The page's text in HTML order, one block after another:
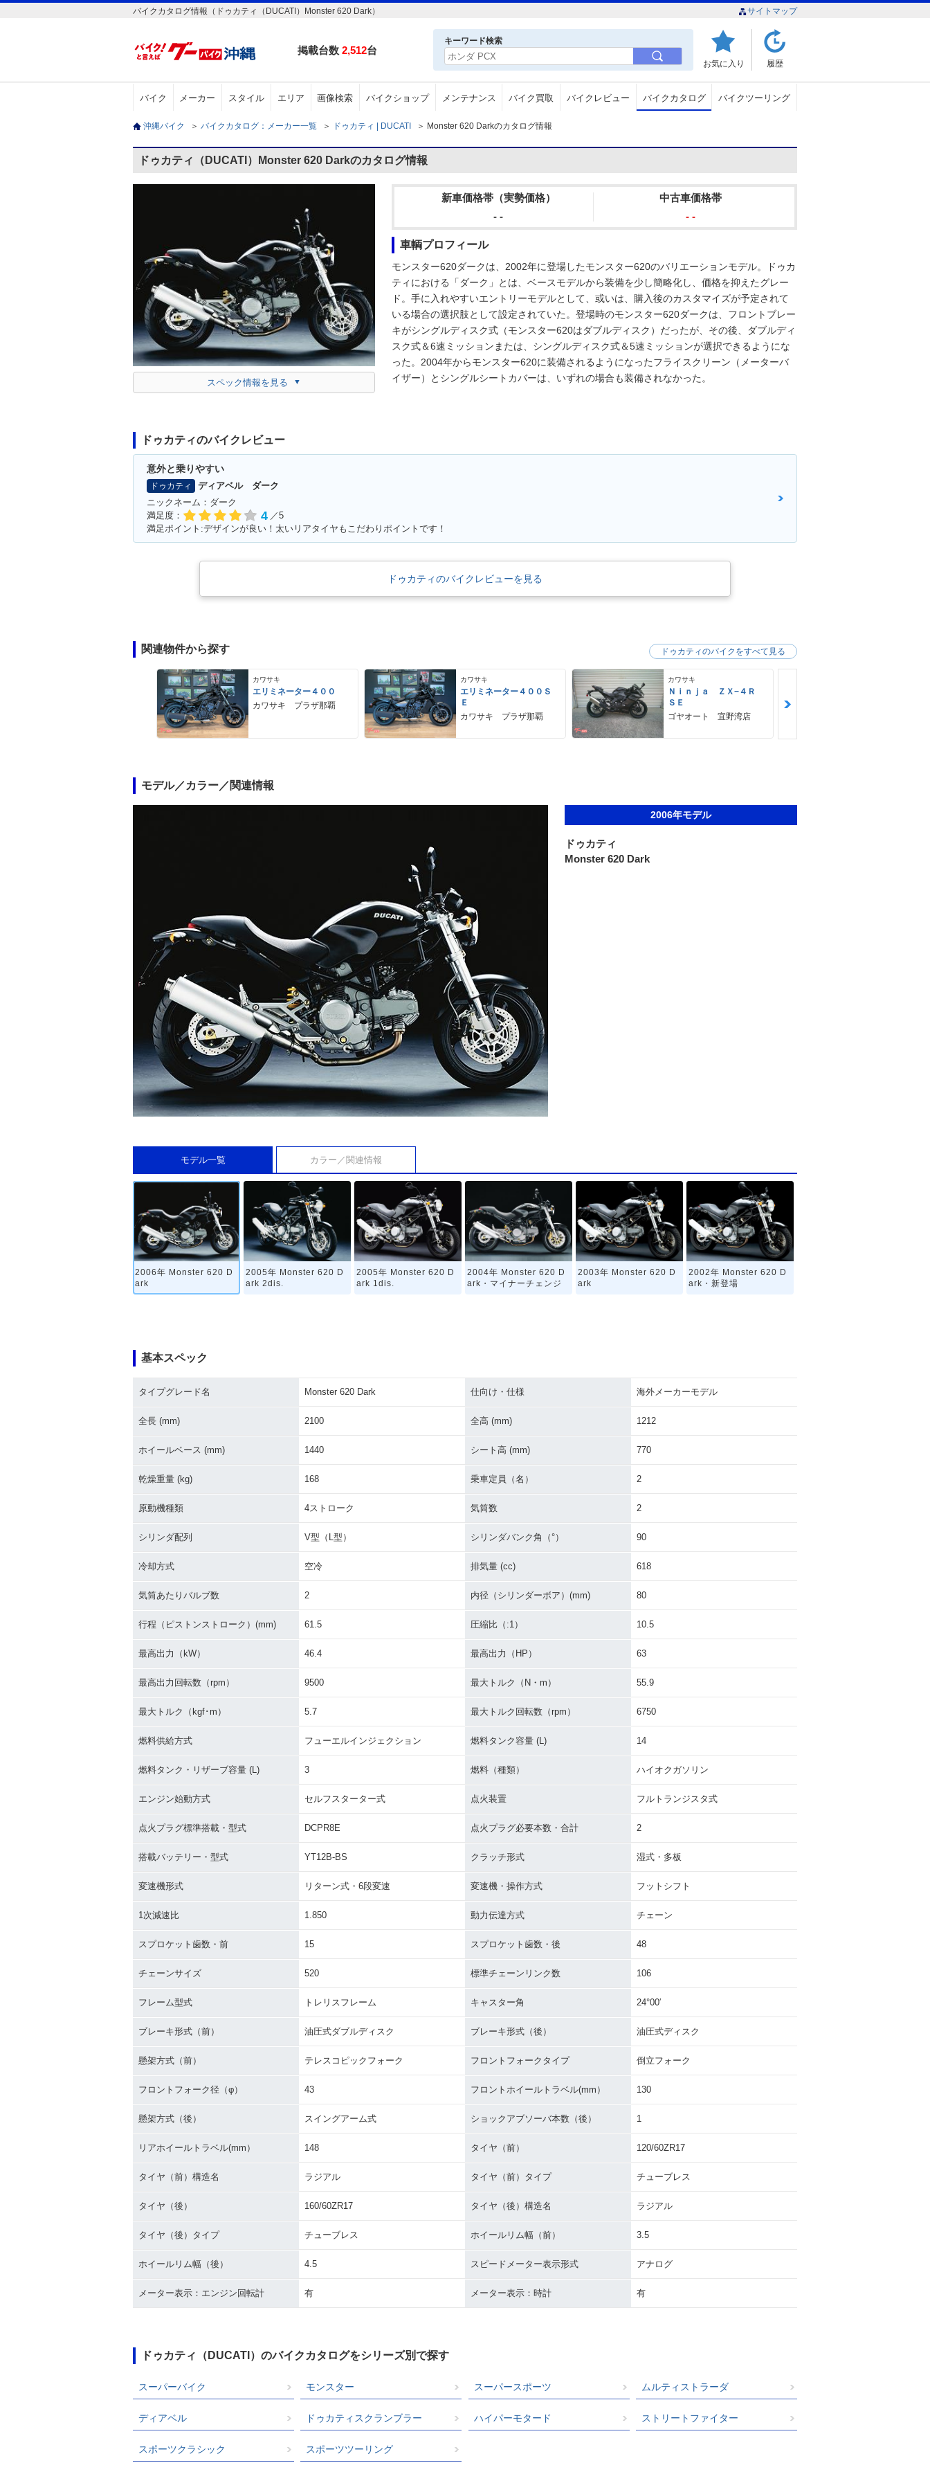
バイクカタログ情報（ドゥカティ（DUCATI）Monster 620 Dark） サイトマップ
掲載台数 2,512台
キーワード検索
お気に入り 履歴
バイク メーカー スタイル エリア 画像検索 バイクショップ メンテナンス バイク買取 バイクレビュー バイクカタログ バイクツーリング
沖縄バイク ＞ バイクカタログ：メーカー一覧 ＞ ドゥカティ | DUCATI ＞ Monster 620 Darkのカタログ情報
ドゥカティ（DUCATI）Monster 620 Darkのカタログ情報
スペック情報を見る
新車価格帯（実勢価格）
- -
中古車価格帯
- -
車輌プロフィール
モンスター620ダークは、2002年に登場したモンスター620のバリエーションモデル。ドゥカ
ティにおける「ダーク」とは、ベースモデルから装備を少し簡略化し、価格を抑えたグレー
ド。手に入れやすいエントリーモデルとして、或いは、購入後のカスタマイズが予定されて
いる場合の選択肢として設定されていた。登場時のモンスター620ダークは、フロントブレー
キがシングルディスク式（モンスター620はダブルディスク）だったが、その後、ダブルディ
スク式＆6速ミッションまたは、シングルディスク式＆5速ミッションが選択できるようにな
った。2004年からモンスター620に装備されるようになったフライスクリーン（メーターバ
イザー）とシングルシートカバーは、いずれの場合も装備されなかった。
ドゥカティのバイクレビュー
意外と乗りやすい
ドゥカティ
ディアベル ダーク
ニックネーム：ダーク
満足度：
4 ／5
満足ポイント:デザインが良い！太いリアタイヤもこだわりポイントです！
ドゥカティのバイクレビューを見る
関連物件から探す
カワサキ
エリミネーター４００
カワサキ プラザ那覇
カワサキ
エリミネーター４００Ｓ
Ｅ
カワサキ プラザ那覇
カワサキ
Ｎｉｎｊａ ＺＸ−４Ｒ
ＳＥ
ゴヤオート 宜野湾店
ドゥカティのバイクをすべて見る
モデル／カラー／関連情報
2006年モデル
ドゥカティ
Monster 620 Dark
モデル一覧 カラー／関連情報
2006年 Monster 620 D
ark
2005年 Monster 620 D
ark 2dis.
2005年 Monster 620 D
ark 1dis.
2004年 Monster 620 D
ark・マイナーチェンジ
2003年 Monster 620 D
ark
2002年 Monster 620 D
ark・新登場
基本スペック
タイプグレード名 Monster 620 Dark 仕向け・仕様 海外メーカーモデル
全長 (mm) 2100 全高 (mm) 1212
ホイールベース (mm) 1440 シート高 (mm) 770
乾燥重量 (kg) 168 乗車定員（名） 2
原動機種類 4ストローク 気筒数 2
シリンダ配列 V型（L型） シリンダバンク角（°） 90
冷却方式 空冷 排気量 (cc) 618
気筒あたりバルブ数 2 内径（シリンダーボア）(mm) 80
行程（ピストンストローク）(mm) 61.5 圧縮比（:1） 10.5
最高出力（kW） 46.4 最高出力（HP） 63
最高出力回転数（rpm） 9500 最大トルク（N・m） 55.9
最大トルク（kgf･m） 5.7 最大トルク回転数（rpm） 6750
燃料供給方式 フューエルインジェクション 燃料タンク容量 (L) 14
燃料タンク・リザーブ容量 (L) 3 燃料（種類） ハイオクガソリン
エンジン始動方式 セルフスターター式 点火装置 フルトランジスタ式
点火プラグ標準搭載・型式 DCPR8E 点火プラグ必要本数・合計 2
搭載バッテリー・型式 YT12B-BS クラッチ形式 湿式・多板
変速機形式 リターン式・6段変速 変速機・操作方式 フットシフト
1次減速比 1.850 動力伝達方式 チェーン
スプロケット歯数・前 15 スプロケット歯数・後 48
チェーンサイズ 520 標準チェーンリンク数 106
フレーム型式 トレリスフレーム キャスター角 24°00′
ブレーキ形式（前） 油圧式ダブルディスク ブレーキ形式（後） 油圧式ディスク
懸架方式（前） テレスコピックフォーク フロントフォークタイプ 倒立フォーク
フロントフォーク径（φ） 43 フロントホイールトラベル(mm） 130
懸架方式（後） スイングアーム式 ショックアブソーバ本数（後） 1
リアホイールトラベル(mm） 148 タイヤ（前） 120/60ZR17
タイヤ（前）構造名 ラジアル タイヤ（前）タイプ チューブレス
タイヤ（後） 160/60ZR17 タイヤ（後）構造名 ラジアル
タイヤ（後）タイプ チューブレス ホイールリム幅（前） 3.5
ホイールリム幅（後） 4.5 スピードメーター表示形式 アナログ
メーター表示：エンジン回転計 有 メーター表示：時計 有
ドゥカティ（DUCATI）のバイクカタログをシリーズ別で探す
スーパーバイク モンスター スーパースポーツ ムルティストラーダ
ディアベル ドゥカティスクランブラー ハイパーモタード ストリートファイター
スポーツクラシック スポーツツーリング